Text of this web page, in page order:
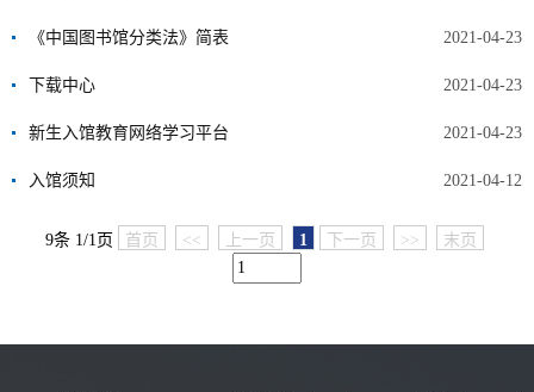
《中国图书馆分类法》简表 2021-04-23
下载中心 2021-04-23
新生入馆教育网络学习平台 2021-04-23
入馆须知 2021-04-12
9条 1/1页 首页 << 上一页 1 下一页 >> 末页